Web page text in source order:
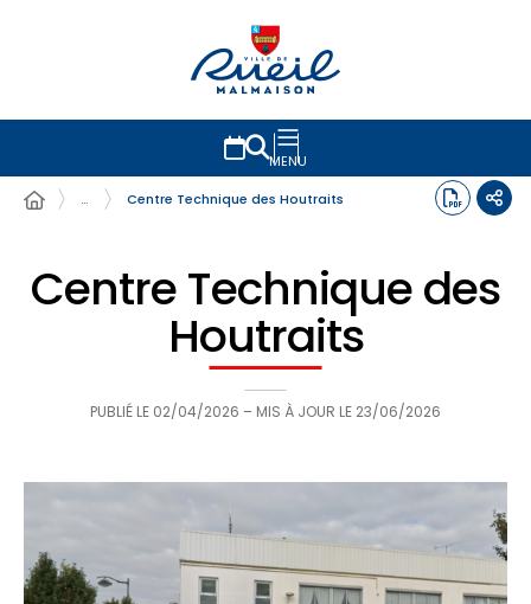
MENU
…
Centre Technique des Houtraits
Centre Technique des
Houtraits
PUBLIÉ LE 02/04/2026 – MIS À JOUR LE 23/06/2026